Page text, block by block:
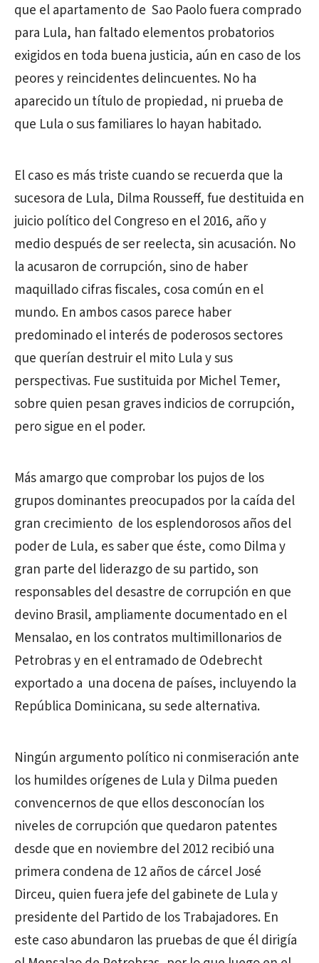
que el apartamento de Sao Paolo fuera comprado
para Lula, han faltado elementos probatorios
exigidos en toda buena justicia, aún en caso de los
peores y reincidentes delincuentes. No ha
aparecido un título de propiedad, ni prueba de
que Lula o sus familiares lo hayan habitado.
El caso es más triste cuando se recuerda que la
sucesora de Lula, Dilma Rousseff, fue destituida en
juicio político del Congreso en el 2016, año y
medio después de ser reelecta, sin acusación. No
la acusaron de corrupción, sino de haber
maquillado cifras fiscales, cosa común en el
mundo. En ambos casos parece haber
predominado el interés de poderosos sectores
que querían destruir el mito Lula y sus
perspectivas. Fue sustituida por Michel Temer,
sobre quien pesan graves indicios de corrupción,
pero sigue en el poder.
Más amargo que comprobar los pujos de los
grupos dominantes preocupados por la caída del
gran crecimiento de los esplendorosos años del
poder de Lula, es saber que éste, como Dilma y
gran parte del liderazgo de su partido, son
responsables del desastre de corrupción en que
devino Brasil, ampliamente documentado en el
Mensalao, en los contratos multimillonarios de
Petrobras y en el entramado de Odebrecht
exportado a una docena de países, incluyendo la
República Dominicana, su sede alternativa.
Ningún argumento político ni conmiseración ante
los humildes orígenes de Lula y Dilma pueden
convencernos de que ellos desconocían los
niveles de corrupción que quedaron patentes
desde que en noviembre del 2012 recibió una
primera condena de 12 años de cárcel José
Dirceu, quien fuera jefe del gabinete de Lula y
presidente del Partido de los Trabajadores. En
este caso abundaron las pruebas de que él dirigía